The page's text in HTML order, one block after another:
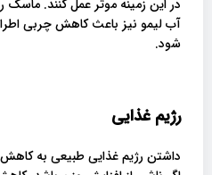
در این زمینه موثر عمل کنند.
آب لیمو نیز باعث کاهش چربی
شود.
رژیم غذایی
داشتن رژیم غذایی طبیعی به